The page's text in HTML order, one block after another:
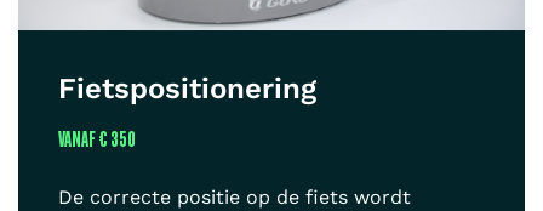
Fietspositionering
VANAF€ 350
De correcte positie op de fiets wordt